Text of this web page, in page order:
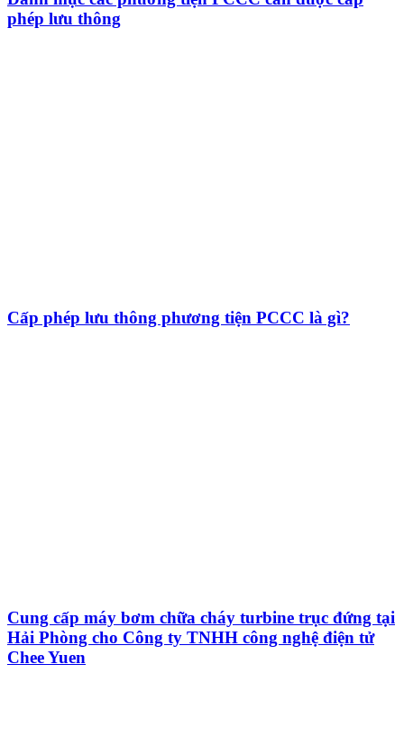
phép lưu thông
Cấp phép lưu thông phương tiện PCCC là gì?
Cung cấp máy bơm chữa cháy turbine trục đứng tại
Hải Phòng cho Công ty TNHH công nghệ điện tử
Chee Yuen